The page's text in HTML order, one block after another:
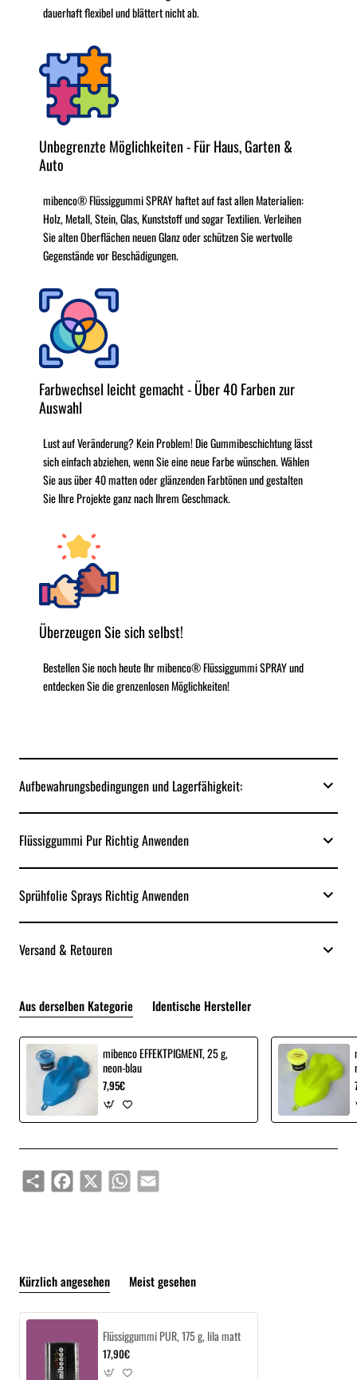
dauerhaft flexibel und blättert nicht ab.
Unbegrenzte Möglichkeiten - Für Haus, Garten &
Auto
mibenco® Flüssiggummi SPRAY haftet auf fast allen Materialien:
Holz, Metall, Stein, Glas, Kunststoff und sogar Textilien. Verleihen
Sie alten Oberflächen neuen Glanz oder schützen Sie wertvolle
Gegenstände vor Beschädigungen.
Farbwechsel leicht gemacht - Über 40 Farben zur
Auswahl
Lust auf Veränderung? Kein Problem! Die Gummibeschichtung lässt
sich einfach abziehen, wenn Sie eine neue Farbe wünschen. Wählen
Sie aus über 40 matten oder glänzenden Farbtönen und gestalten
Sie Ihre Projekte ganz nach Ihrem Geschmack.
Überzeugen Sie sich selbst!
Bestellen Sie noch heute Ihr mibenco® Flüssiggummi SPRAY und
entdecken Sie die grenzenlosen Möglichkeiten!
Aufbewahrungsbedingungen und Lagerfähigkeit:
Flüssiggummi Pur Richtig Anwenden
Sprühfolie Sprays Richtig Anwenden
Versand & Retouren
Aus derselben Kategorie Identische Hersteller
mibenco EFFEKTPIGMENT, 25 g,
neon-blau
7,95€
ShareFacebook
X WhatsAppEmail
Kürzlich angesehen Meist gesehen
Flüssiggummi PUR, 175 g, lila matt
17,90€